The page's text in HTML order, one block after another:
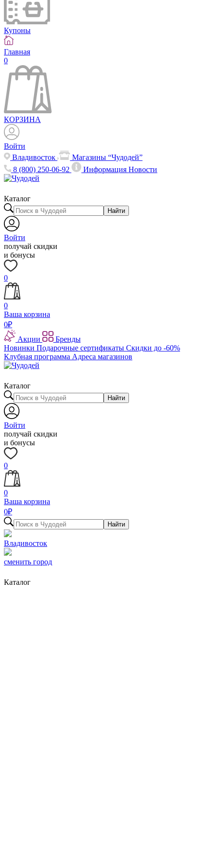
Купоны
Главная
0
КОРЗИНА
Войти
Владивосток
Магазины “Чудодей”
8 (800) 250-06-92
ИнформацияНовости
Каталог
Найти
Войти
получай скидки
и бонусы
0
0
Ваша корзина
0₽
Акции
Бренды
Новинки Подарочные сертификаты Скидки до -60%
Клубная программа Адреса магазинов
Каталог
Найти
Войти
получай скидки
и бонусы
0
0
Ваша корзина
0₽
Найти
Владивосток
сменить город
Каталог